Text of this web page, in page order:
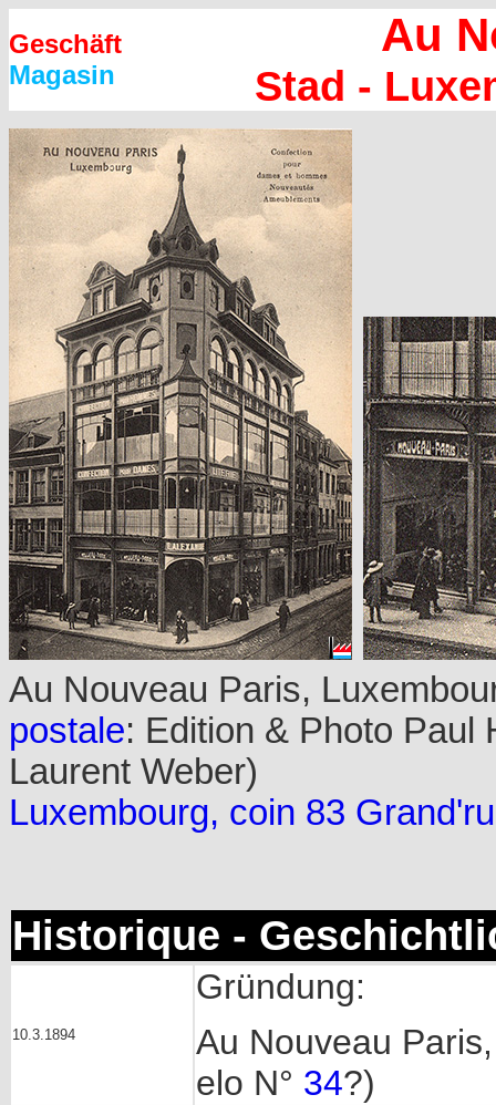
Geschäft
Magasin
Au
Stad -
Au Nouveau Paris,
postale: Edition & Photo Paul
Laurent Weber)
Luxembourg, coin 83
Historique -
10.3.1894
Gründung:
Au Nouveau
elo N° 34?)